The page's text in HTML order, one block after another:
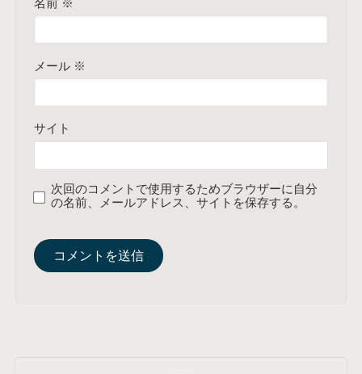
名前 ※
メール ※
サイト
次回のコメントで使用するためブラウザーに自分
の名前、メールアドレス、サイトを保存する。